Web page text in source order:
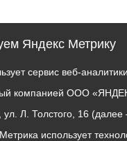
Яндекс Метрику
сервис веб-
компанией ООО
ул. Л. Толстого, 16 (далее
использует